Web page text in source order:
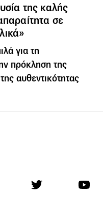
της καλής
σε
για τη
πρόκληση της
αυθεντικότητας